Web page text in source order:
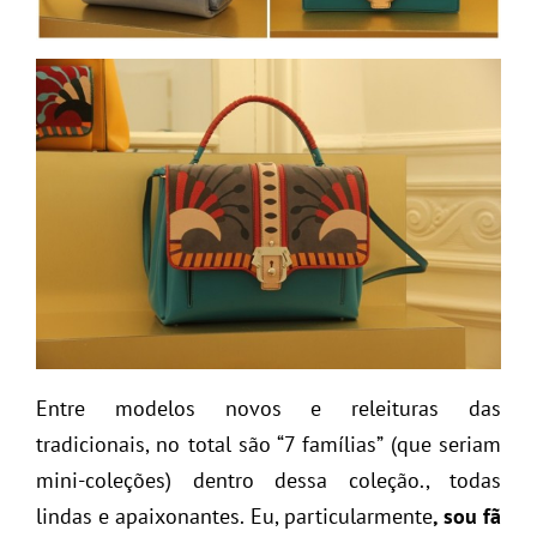
Entre modelos novos e releituras das
tradicionais, no total são “7 famílias” (que seriam
mini-coleções) dentro dessa coleção., todas
lindas e apaixonantes. Eu, particularmente, sou fã